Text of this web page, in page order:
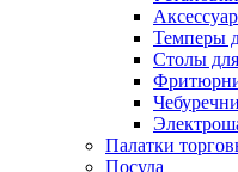
Темперы
Столы
Палатки
Посуда